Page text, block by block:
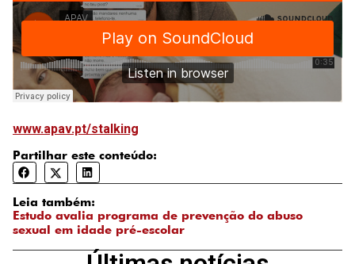
www.apav.pt/stalking
Partilhar este conteúdo:
Leia também:
Estudo avalia programa de prevenção do abuso
sexual em idade pré-escolar